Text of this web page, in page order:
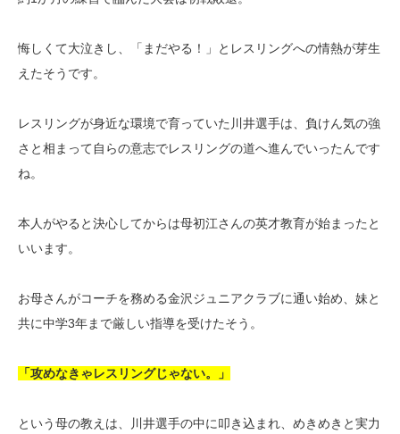
悔しくて大泣きし、「まだやる！」とレスリングへの情熱が芽生
えたそうです。
レスリングが身近な環境で育っていた川井選手は、負けん気の強
さと相まって自らの意志でレスリングの道へ進んでいったんです
ね。
本人がやると決心してからは母初江さんの英才教育が始まったと
いいます。
お母さんがコーチを務める金沢ジュニアクラブに通い始め、妹と
共に中学3年まで厳しい指導を受けたそう。
「攻めなきゃレスリングじゃない。」
という母の教えは、川井選手の中に叩き込まれ、めきめきと実力